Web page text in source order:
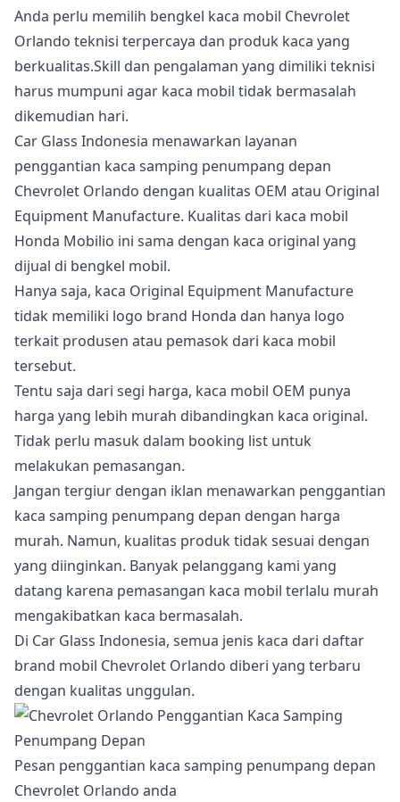
Anda perlu memilih bengkel kaca mobil Chevrolet
Orlando teknisi terpercaya dan produk kaca yang
berkualitas.Skill dan pengalaman yang dimiliki teknisi
harus mumpuni agar kaca mobil tidak bermasalah
dikemudian hari.
Car Glass Indonesia menawarkan layanan
penggantian kaca samping penumpang depan
Chevrolet Orlando dengan kualitas OEM atau Original
Equipment Manufacture. Kualitas dari kaca mobil
Honda Mobilio ini sama dengan kaca original yang
dijual di bengkel mobil.
Hanya saja, kaca Original Equipment Manufacture
tidak memiliki logo brand Honda dan hanya logo
terkait produsen atau pemasok dari kaca mobil
tersebut.
Tentu saja dari segi harga, kaca mobil OEM punya
harga yang lebih murah dibandingkan kaca original.
Tidak perlu masuk dalam booking list untuk
melakukan pemasangan.
Jangan tergiur dengan iklan menawarkan penggantian
kaca samping penumpang depan dengan harga
murah. Namun, kualitas produk tidak sesuai dengan
yang diinginkan. Banyak pelanggang kami yang
datang karena pemasangan kaca mobil terlalu murah
mengakibatkan kaca bermasalah.
Di Car Glass Indonesia, semua jenis kaca dari daftar
brand mobil Chevrolet Orlando diberi yang terbaru
dengan kualitas unggulan.
Pesan penggantian kaca samping penumpang depan
Chevrolet Orlando anda